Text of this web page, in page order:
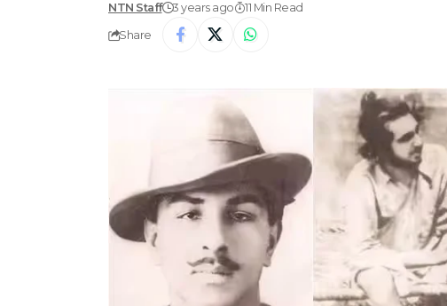
NTN Staff 3 years ago 11 Min Read
Share